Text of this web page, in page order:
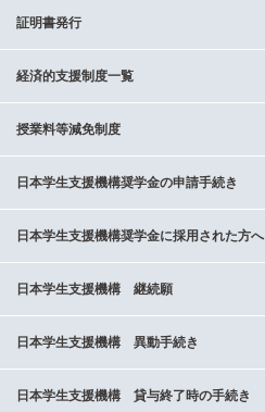
証明書発行
経済的支援制度一覧
授業料等減免制度
日本学生支援機構奨学金の申請手続き
日本学生支援機構奨学金に採用された方へ
日本学生支援機構 継続願
日本学生支援機構 異動手続き
日本学生支援機構 貸与終了時の手続き